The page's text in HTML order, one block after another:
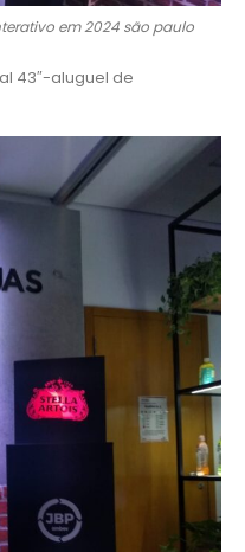
em 2024 são paulo
43″-aluguel de